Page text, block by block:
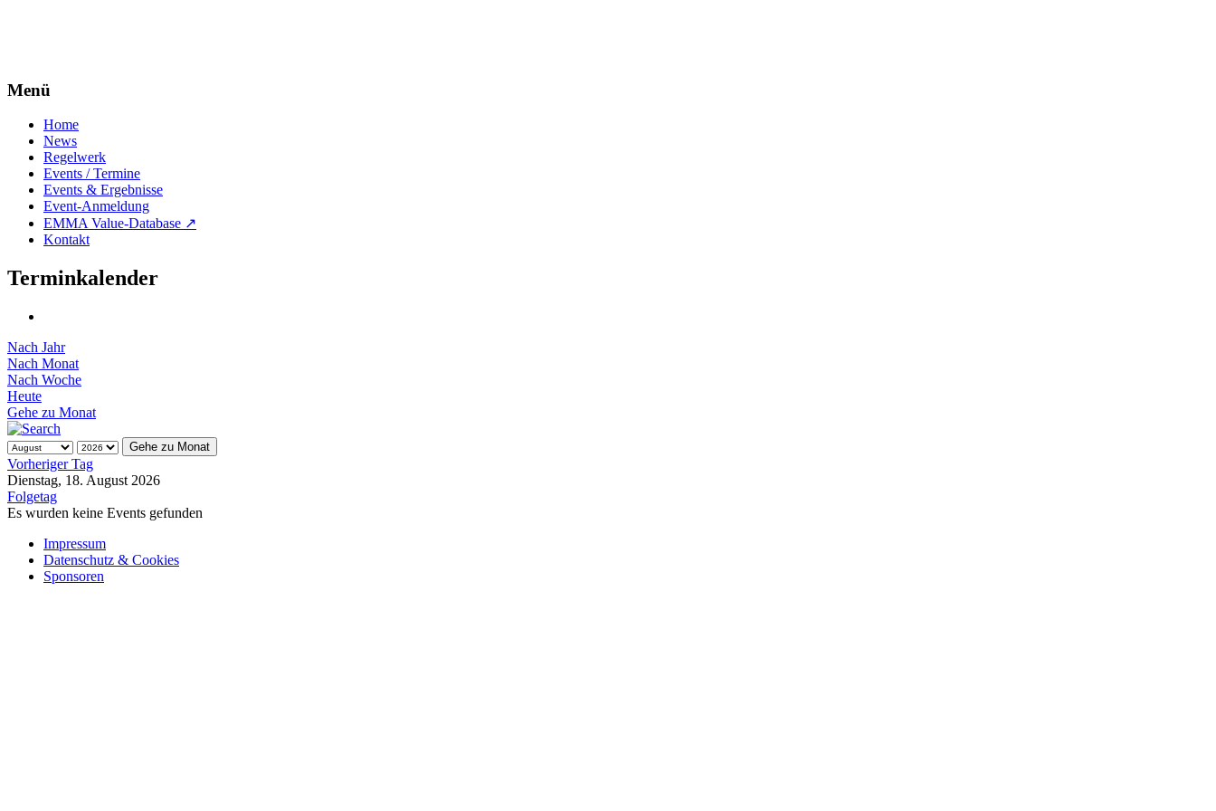
Home
News
Regelwerk
Events / Termine
Events & Ergebnisse
Event-Anmeldung
EMMA Value-Database ↗
Kontakt
Terminkalender
Nach Monat
Nach Woche
Heute
Gehe zu Monat
Vorheriger Tag
Dienstag, 18. August 2026
Folgetag
Es wurden keine Events gefunden
Impressum
Datenschutz & Cookies
Sponsoren